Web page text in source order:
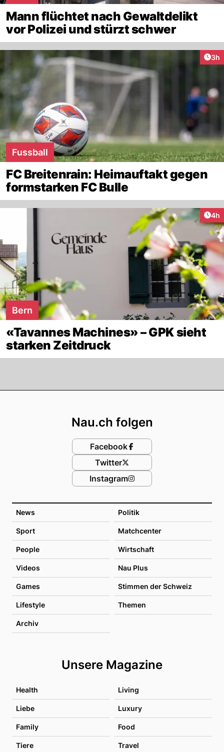
Mann flüchtet nach Gewaltdelikt
vor Polizei und stürzt schwer
3h
Fussball
FC Breitenrain: Heimauftakt gegen
formstarken FC Bulle
4h
Bern
«Tavannes Machines» – GPK sieht
starken Zeitdruck
News Politik
Sport Matchcenter
People Wirtschaft
Videos Nau Plus
Games Stimmen der Schweiz
Lifestyle Themen
Archiv
Unsere Magazine
Health Living
Liebe Luxury
Family Food
Tiere Travel
Nau.ch folgen
Facebook
Twitter
Instagram